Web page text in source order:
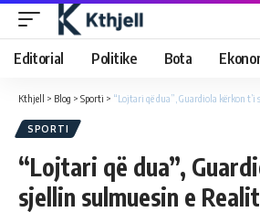
Editorial Politike Bota
Kthjell > Blog > Sporti > “Lojtari që dua”, Guardiola kërkon
SPORTI
“Lojtari që dua”,
sjellin sulmuesin e Realit